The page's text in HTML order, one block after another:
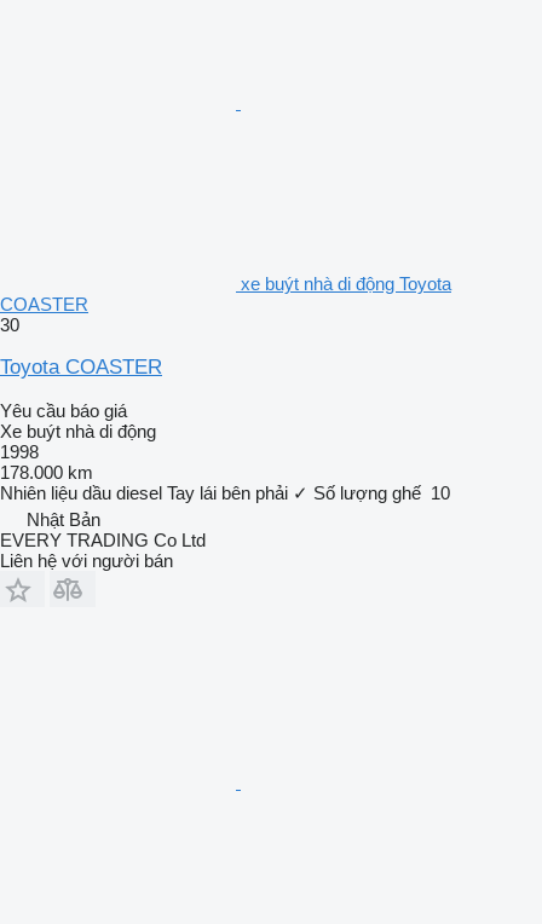
xe buýt nhà di động Toyota
COASTER
30
Toyota COASTER
Yêu cầu báo giá
Xe buýt nhà di động
1998
178.000 km
Nhiên liệu dầu diesel Tay lái bên phải ✓ Số lượng ghế 10
Nhật Bản
EVERY TRADING Co Ltd
Liên hệ với người bán